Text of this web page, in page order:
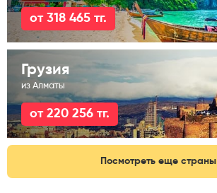
от 318 465 тг.
Грузия
из Алматы
от 220 256 тг.
Посмотреть еще страны